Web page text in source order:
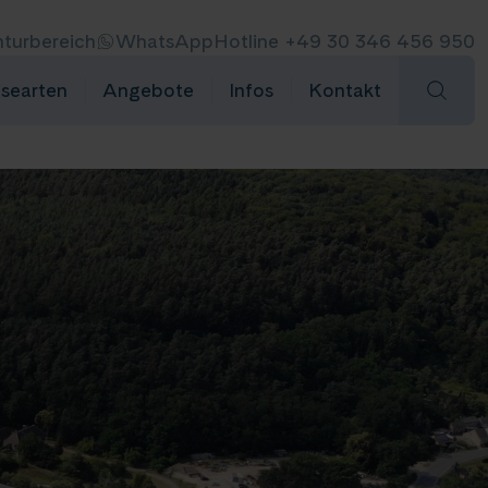
WhatsAppHotline +49 30 346 456 950
Angebote Infos Kontakt